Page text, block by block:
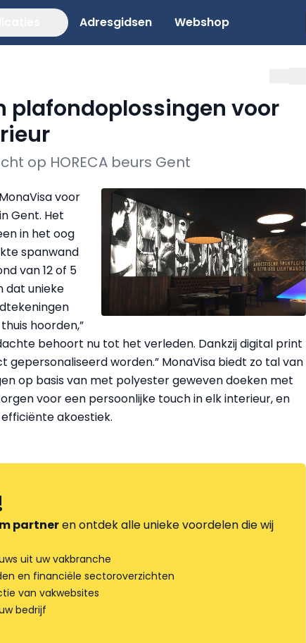
Adresgidsen Webshop
plafondoplossingen voor
op HORECA beurs Gent
voor
Gent. Het
in het oog
spanwand
van 12 of 5
dat unieke
hoorden,”
behoort nu tot het verleden. Dankzij digital print
worden.” MonaVisa biedt zo tal van
op basis van met polyester geweven doeken met
voor een persoonlijke touch in elk interieur, en
akoestiek.
partneren ontdek alle unieke voordelen die wij
uit uw vakbranche
en financiële sectoroverzichten
van vakwebsites
bedrijf